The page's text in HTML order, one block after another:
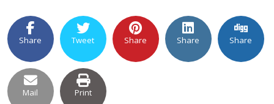
Share Tweet Share Share Share
Mail Print